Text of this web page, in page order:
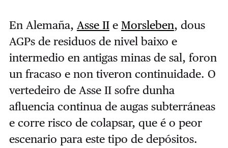
En Alemaña, Asse IIe Morsleben, dous
AGPs de residuos de nivel baixo e
intermedio en antigas minas de sal, foron
un fracaso e non tiveron continuidade. O
vertedeiro de Asse II sofre dunha
afluencia continua de augas subterráneas
e corre risco de colapsar, que é o peor
escenario para este tipo de depósitos.